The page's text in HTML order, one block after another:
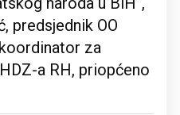
predsjednik OO
za
a RH, priopćeno